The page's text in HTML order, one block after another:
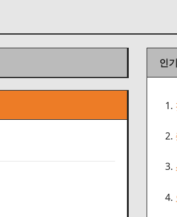
인
1.
2.
3.
4.